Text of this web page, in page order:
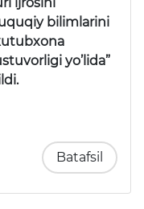
bilimlarini
yo’lida”
Batafsil